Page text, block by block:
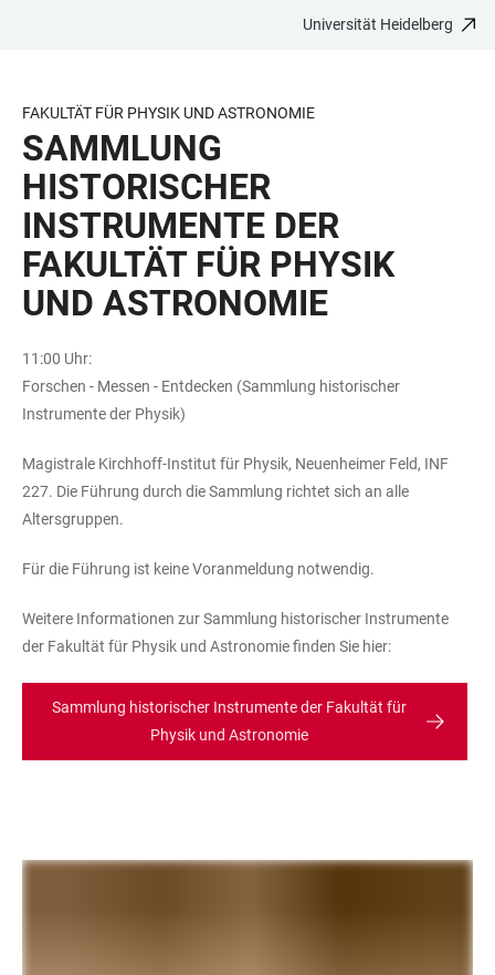
BARRIEREFREIHEIT
Universität Heidelberg
FAKULTÄT FÜR PHYSIK UND ASTRONOMIE
SAMMLUNG
HISTORISCHER
INSTRUMENTE DER
FAKULTÄT FÜR PHYSIK
UND ASTRONOMIE
11:00 Uhr:
Forschen - Messen - Entdecken (Sammlung historischer
Instrumente der Physik)
Magistrale Kirchhoff-Institut für Physik, Neuenheimer Feld, INF
227. Die Führung durch die Sammlung richtet sich an alle
Altersgruppen.
Für die Führung ist keine Voranmeldung notwendig.
Weitere Informationen zur Sammlung historischer Instrumente
der Fakultät für Physik und Astronomie finden Sie hier:
Sammlung historischer Instrumente der Fakultät für
Physik und Astronomie